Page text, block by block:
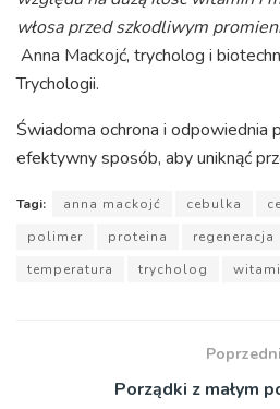
włosa przed szkodliwym
Anna Mackojć, trycholog i
Trychologii.
Świadoma ochrona i odpowiednia
efektywny sposób, aby uniknąć
Tagi: anna mackojć cebulka
polimer
proteina regeneracja
temperatura
trycholog
Poprzedni
Porządki z małym